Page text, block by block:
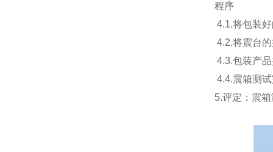
程序
4.1.将包装
4.2.将震台
4.3.包装产
4.4.震箱测
5.评定：震